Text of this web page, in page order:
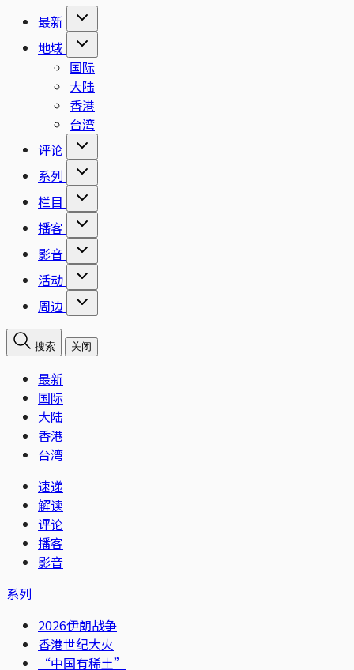
最新
地域
国际
大陆
香港
台湾
评论
系列
栏目
播客
影音
活动
周边
搜索 关闭
最新
国际
大陆
香港
台湾
速递
解读
评论
播客
影音
系列
2026伊朗战争
香港世纪大火
“中国有稀土”